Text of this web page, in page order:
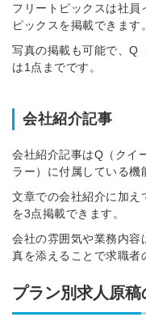
フリートピックスは社員
ピックスを掲載できます。
写真の掲載も可能で、Q
は1点までです。
会社紹介記事
会社紹介記事はQ（クイ
ラー）に付属している機
文章での会社紹介に加え
を3点掲載できます。
会社の雰囲気や業務内容
真を添えることで求職者
プラン別求人原